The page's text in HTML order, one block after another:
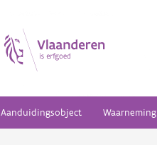
Aanduidingsobject Waarneming